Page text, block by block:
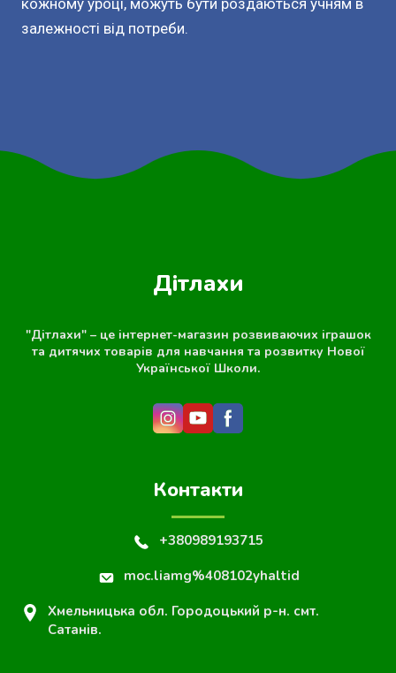
кожному уроці, можуть бути роздаються учням в
залежності від потреби.
Дітлахи
"Дітлахи" – це інтернет-магазин розвиваючих іграшок
та дитячих товарів для навчання та розвитку Нової
Української Школи.
Контакти
+380989193715
moc.liamg%408102yhaltid
Хмельницька обл. Городоцький р-н. смт.
Сатанів.